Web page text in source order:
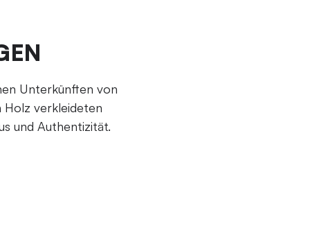
Unterkünften von
Holz verkleideten
und Authentizität.